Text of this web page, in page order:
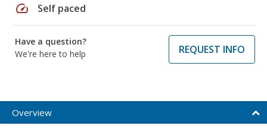
speed Self paced
Have a question?
We're here to help
REQUEST INFO
Overview